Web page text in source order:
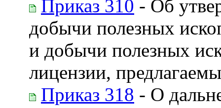
Приказ 310 - Об
добычи полезных
и добычи полезных
лицензии,
Приказ 318 - О